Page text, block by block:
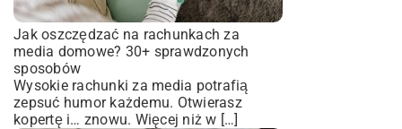
Jak oszczędzać na rachunkach za
media domowe? 30+ sprawdzonych
sposobów
Wysokie rachunki za media potrafią
zepsuć humor każdemu. Otwierasz
kopertę i… znowu. Więcej niż w […]